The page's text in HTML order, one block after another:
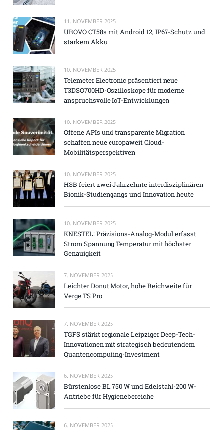
11. NOVEMBER 2025
UROVO CT58s mit Android 12, IP67-Schutz und
starkem Akku
10. NOVEMBER 2025
Telemeter Electronic präsentiert neue
T3DSO700HD-Oszilloskope für moderne
anspruchsvolle IoT-Entwicklungen
10. NOVEMBER 2025
Offene APIs und transparente Migration
schaffen neue europaweit Cloud-
Mobilitätsperspektiven
10. NOVEMBER 2025
HSB feiert zwei Jahrzehnte interdisziplinären
Bionik-Studiengangs und Innovation heute
10. NOVEMBER 2025
KNESTEL: Präzisions-Analog-Modul erfasst
Strom Spannung Temperatur mit höchster
Genauigkeit
7. NOVEMBER 2025
Leichter Donut Motor, hohe Reichweite für
Verge TS Pro
7. NOVEMBER 2025
TGFS stärkt regionale Leipziger Deep-Tech-
Innovationen mit strategisch bedeutendem
Quantencomputing-Investment
6. NOVEMBER 2025
Bürstenlose BL 750 W und Edelstahl-200 W-
Antriebe für Hygienebereiche
6. NOVEMBER 2025